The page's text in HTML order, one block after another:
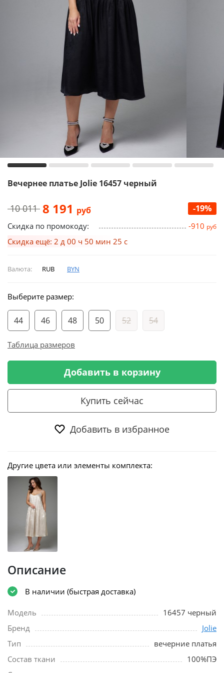
Вечернее платье Jolie 16457 черный
10 011 8 191 руб -19%
Скидка по промокоду: -910 руб
Скидка ещё: 2 д 00 ч 50 мин 25 с
Валюта: RUB BYN
Выберите размер:
44 46 48 50 52 54
Таблица размеров
Добавить в корзину
Купить сейчас
Добавить в избранное
Другие цвета или элементы комплекта:
Описание
В наличии (быстрая доставка)
Модель
16457 черный
Бренд
Jolie
Тип
вечерние платья
Состав ткани
100%ПЭ